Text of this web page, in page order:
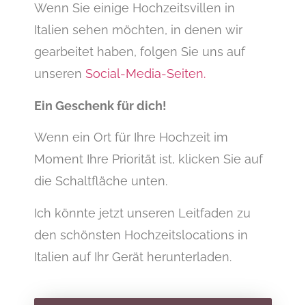
Wenn Sie einige Hochzeitsvillen in
Italien sehen möchten, in denen wir
gearbeitet haben, folgen Sie uns auf
unseren Social-Media-Seiten.
Ein Geschenk für dich!
Wenn ein Ort für Ihre Hochzeit im
Moment Ihre Priorität ist, klicken Sie auf
die Schaltfläche unten.
Ich könnte jetzt unseren Leitfaden zu
den schönsten Hochzeitslocations in
Italien auf Ihr Gerät herunterladen.